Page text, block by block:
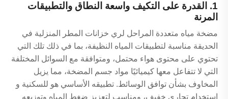
1. القدرة على التكيف واسعة النطاق والتطبيقات
المرنة
مضخة مياه متعددة المراحل لري خزانات المطر المنزلية في
الحديقة مناسبة لتطبيقات المياه النظيفة، بما في ذلك تلك التي
تحتوي على محتوى هواء محتمل، ومتوافقة مع السوائل المختلفة
التي لا تتفاعل معها كيميائيًا مواد جسم المضخة، مما يزيل
المخاوف بشأن توافق الوسائط. تطبيقه الأساسي هو للسكنية و
استخدام تجاري خفيف، ومناسب لتعزيز ضغط المياه وتوزيعه